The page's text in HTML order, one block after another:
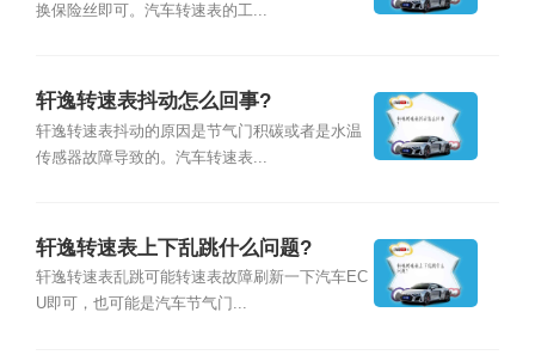
换保险丝即可。汽车转速表的工...
轩逸转速表抖动怎么回事?
轩逸转速表抖动的原因是节气门积碳或者是水温
传感器故障导致的。汽车转速表...
轩逸转速表上下乱跳什么问题?
轩逸转速表乱跳可能转速表故障刷新一下汽车EC
U即可，也可能是汽车节气门...